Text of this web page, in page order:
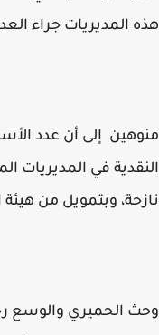
المديريات جراء
إلى أن عدد الأسر
وبتمويل من هيئة
الحميري والوسع